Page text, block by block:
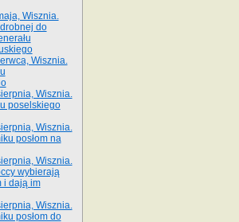
Wisznia.
do
Wisznia.
Wisznia.
poselskiego
Wisznia.
posłom na
Wisznia.
wybierają
i dają im
Wisznia.
posłom do